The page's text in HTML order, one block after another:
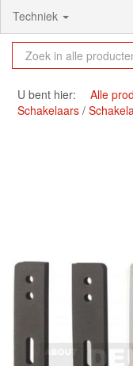
Techniek
U bent hier: Alle
Schakelaars